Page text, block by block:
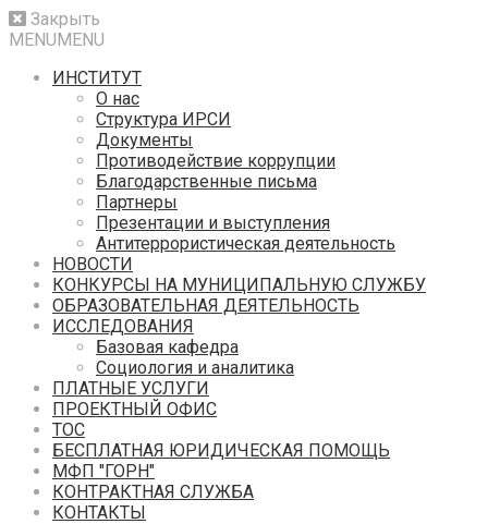
Закрыть
MENUMENU
ИНСТИТУТ
О нас
Структура ИРСИ
Документы
Противодействие коррупции
Благодарственные письма
Партнеры
Презентации и выступления
Антитеррористическая деятельность
НОВОСТИ
КОНКУРСЫ НА МУНИЦИПАЛЬНУЮ СЛУЖБУ
ОБРАЗОВАТЕЛЬНАЯ ДЕЯТЕЛЬНОСТЬ
ИССЛЕДОВАНИЯ
Базовая кафедра
Социология и аналитика
ПЛАТНЫЕ УСЛУГИ
ПРОЕКТНЫЙ ОФИС
ТОС
БЕСПЛАТНАЯ ЮРИДИЧЕСКАЯ ПОМОЩЬ
МФП "ГОРН"
КОНТРАКТНАЯ СЛУЖБА
КОНТАКТЫ